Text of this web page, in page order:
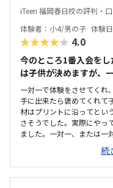
iTeen 福岡春日校の評判・
体験者：小4/男の子 体験
★★★★★ 4.0
今のところ1番入会を
は子供が決めますが、
一対一で体験をさせてくれ
手に出来たら褒めてくれて
材はプリントに沿ってとい
さそうでした。実際にやっ
ました。一対一、または一
た。送迎が必要な場所にあ
などもあるため時間潰しも
人数でやっているため落ち
ットで見た予算とちょっと
続